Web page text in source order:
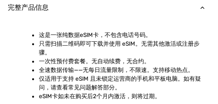
完整产品信息
这是一张纯数据eSIM卡，不包含电话号码。
只需扫描二维码即可下载并使用 eSIM。无需其他激活或注册步
骤。
一次性预付费套餐。无自动续费，无合约。
全速数据传输——无每日流量限制，不限速。支持移动热点。
仅适用于支持 eSIM 且未锁定运营商的手机和平板电脑。如有疑
问，请查看常见问题解答部分。
eSIM卡如未在购买后2个月内激活，则将过期。